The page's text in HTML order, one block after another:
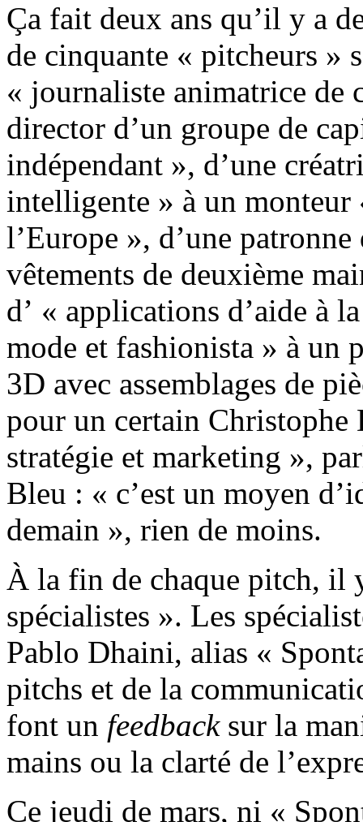
Ça fait deux ans qu’il y a
de cinquante « pitcheurs »
« journaliste animatrice de
director d’un groupe de
indépendant », d’une
intelligente » à un monteur
l’Europe », d’une
vêtements de deuxième
d’ « applications d’aide à
mode et fashionista » à un
3D avec assemblages de
pour un certain Christophe
stratégie et marketing »,
Bleu : « c’est un moyen
demain », rien de moins.
À la fin de chaque pitch, il
spécialistes ». Les
Pablo Dhaini, alias «
pitchs et de la
font un feedbacksur la
mains ou la clarté de
Ce jeudi de mars, ni «